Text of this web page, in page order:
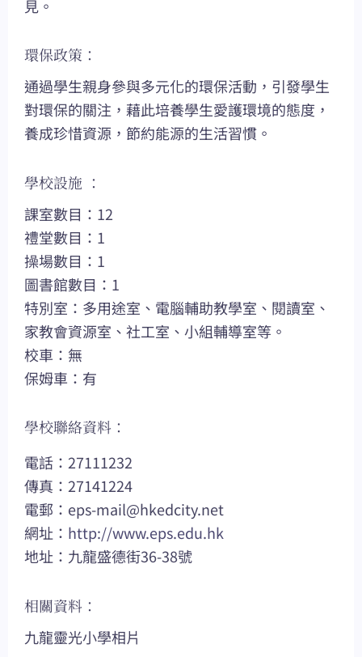
見。
環保政策：
通過學生親身參與多元化的環保活動，引發學生
對環保的關注，藉此培養學生愛護環境的態度，
養成珍惜資源，節約能源的生活習慣。
學校設施 ：
課室數目：12
禮堂數目：1
操場數目：1
圖書館數目：1
特別室：多用途室、電腦輔助教學室、閱讀室、
家教會資源室、社工室、小組輔導室等。
校車：無
保姆車：有
學校聯絡資料：
電話：27111232
傳真：27141224
電郵： eps-mail@hkedcity.net
網址： http://www.eps.edu.hk
地址：九龍盛德街36-38號
相關資料：
九龍靈光小學相片